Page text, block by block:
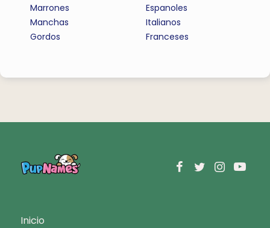
Marrones
Manchas
Gordos
Espanoles
Italianos
Franceses
Inicio